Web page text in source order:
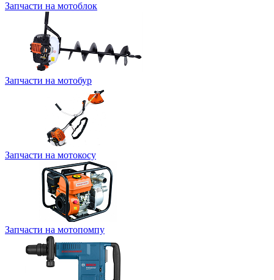
Запчасти на мотоблок
Запчасти на мотобур
Запчасти на мотокосу
Запчасти на мотопомпу